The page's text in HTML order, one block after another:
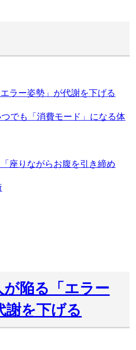
ラー姿勢」が代謝を下げる
でも「消費モード」になる体
座りながらお腹を引き締め
が陥る「エラー
謝を下げる